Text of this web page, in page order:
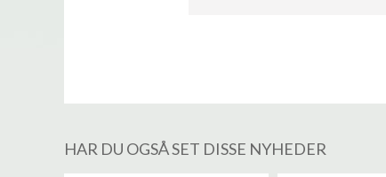
HAR DU OGSÅ SET DISSE NYHEDER